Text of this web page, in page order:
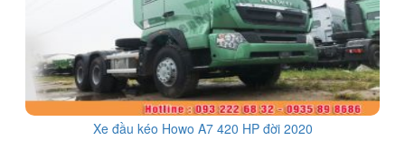
Xe đầu kéo Howo A7 420 HP đời 2020